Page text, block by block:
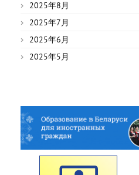
2025年8月
2025年7月
2025年6月
2025年5月